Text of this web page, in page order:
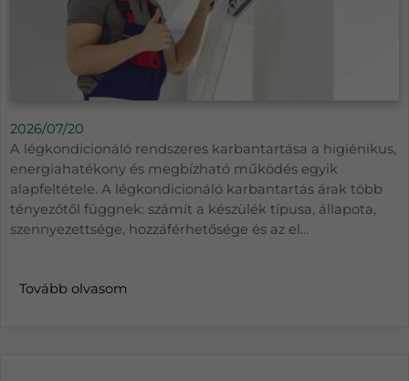
2026/07/20
A légkondicionáló rendszeres karbantartása a higiénikus,
energiahatékony és megbízható működés egyik
alapfeltétele. A légkondicionáló karbantartás árak több
tényezőtől függnek: számít a készülék típusa, állapota,
szennyezettsége, hozzáférhetősége és az el...
Tovább olvasom